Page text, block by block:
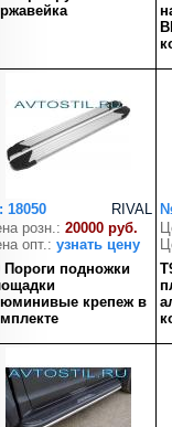
RIVAL
18050
розн.: 20000 руб.
опт.: узнать цену
Пороги подножки
крепеж в